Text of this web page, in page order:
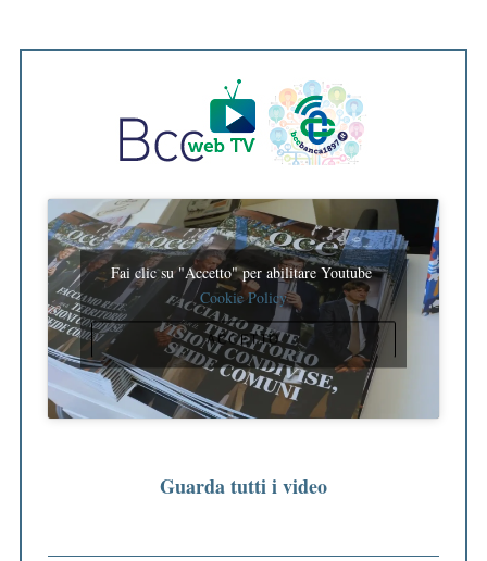
Fai clic su "Accetto" per abilitare Youtube
Cookie Policy
ACCETTO
Guarda tutti i video